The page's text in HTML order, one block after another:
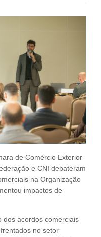
de Comércio Exterior
e CNI debateram
na Organização
impactos de
dos acordos comerciais
no setor